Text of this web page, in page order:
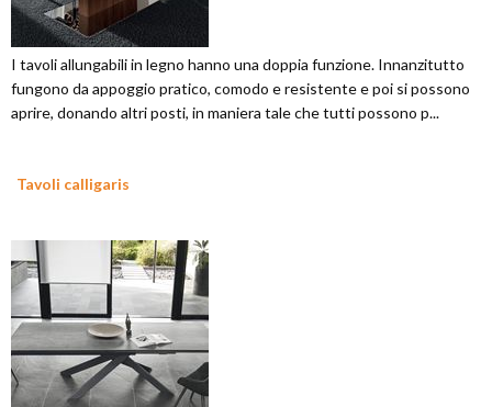
I tavoli allungabili in legno hanno una doppia funzione. Innanzitutto
fungono da appoggio pratico, comodo e resistente e poi si possono
aprire, donando altri posti, in maniera tale che tutti possono p...
Tavoli calligaris